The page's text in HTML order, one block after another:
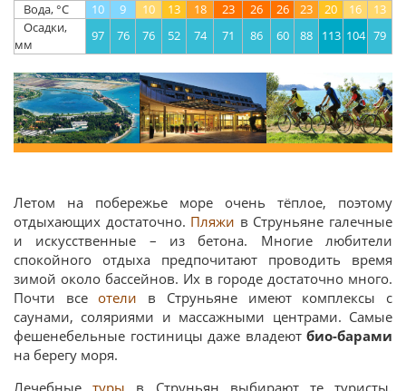
Вода, °С
10 9 10 13 18 23 26 26 23 20 16
13
Осадки,
мм
97 76 76 52 74 71 86 60 88 113 104 79
Летом на побережье море очень тёплое, поэтому
отдыхающих достаточно. Пляжи в Струньяне галечные
и искусственные – из бетона. Многие любители
спокойного отдыха предпочитают проводить время
зимой около бассейнов. Их в городе достаточно много.
Почти всеотели в Струньяне имеют комплексы с
саунами, соляриями и массажными центрами. Самые
фешенебельные гостиницы даже владеют био-барами
на берегу моря.
Лечебныетуры в Струньян выбирают те туристы,